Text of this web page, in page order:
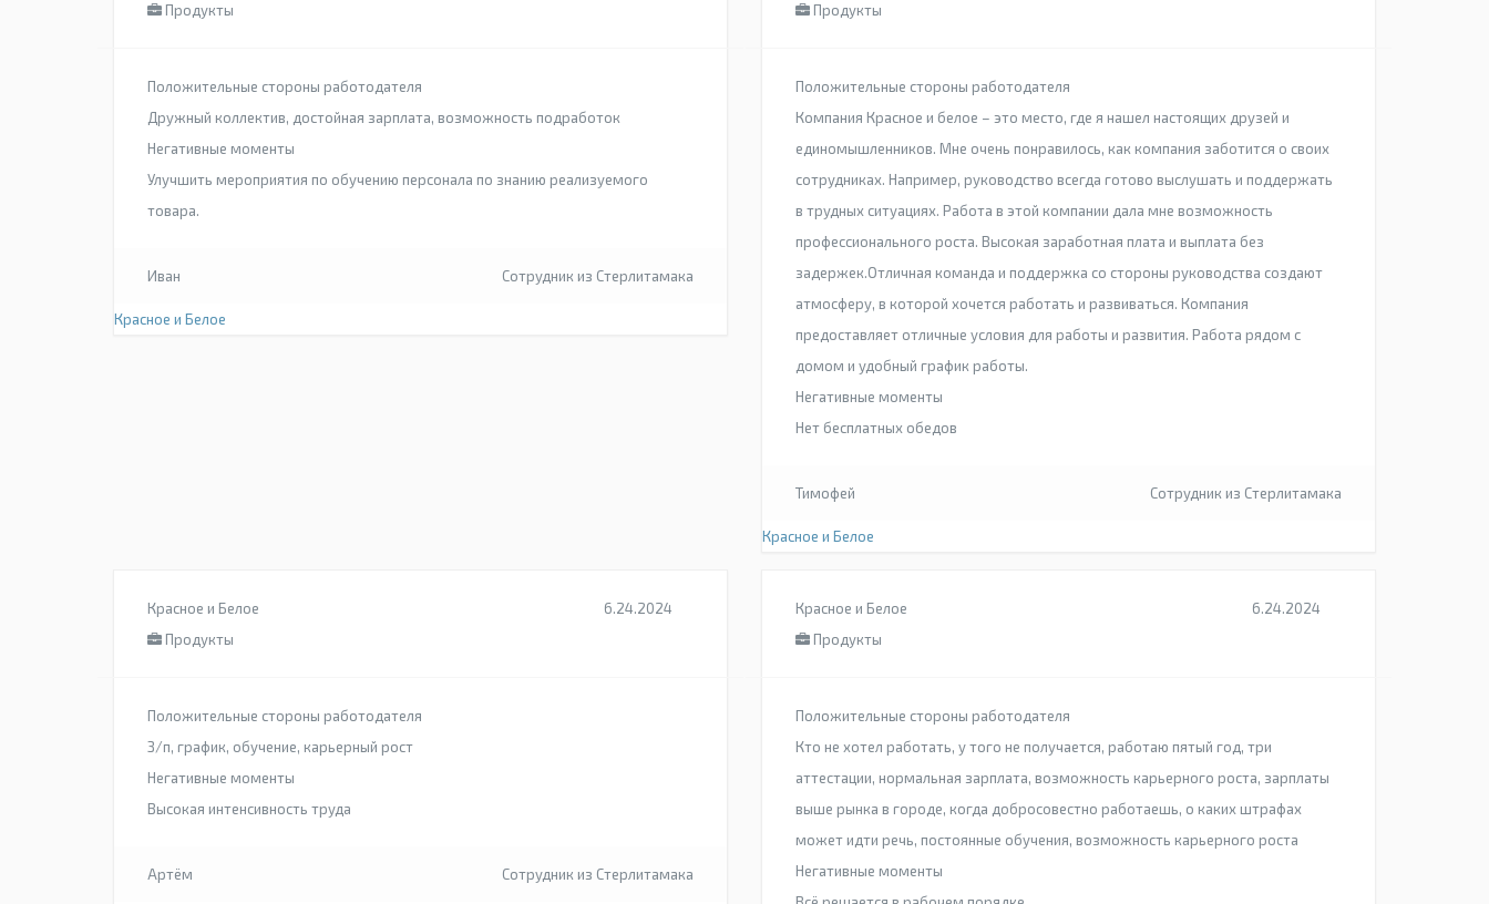
Продукты
Положительные стороны работодателя
Дружный коллектив, достойная зарплата, возможность подработок
Негативные моменты
Улучшить мероприятия по обучению персонала по знанию реализуемого
товара.
Иван Сотрудник из Стерлитамака
Красное и Белое
Продукты
Положительные стороны работодателя
Компания Красное и белое – это место, где я нашел настоящих друзей и
единомышленников. Мне очень понравилось, как компания заботится о своих
сотрудниках. Например, руководство всегда готово выслушать и поддержать
в трудных ситуациях. Работа в этой компании дала мне возможность
профессионального роста. Высокая заработная плата и выплата без
задержек.Отличная команда и поддержка со стороны руководства создают
атмосферу, в которой хочется работать и развиваться. Компания
предоставляет отличные условия для работы и развития. Работа рядом с
домом и удобный график работы.
Негативные моменты
Нет бесплатных обедов
Тимофей Сотрудник из Стерлитамака
Красное и Белое
Красное и Белое
Продукты
6.24.2024
Положительные стороны работодателя
З/п, график, обучение, карьерный рост
Негативные моменты
Высокая интенсивность труда
Артём Сотрудник из Стерлитамака
Красное и Белое
Продукты
6.24.2024
Положительные стороны работодателя
Кто не хотел работать, у того не получается, работаю пятый год, три
аттестации, нормальная зарплата, возможность карьерного роста, зарплаты
выше рынка в городе, когда добросовестно работаешь, о каких штрафах
может идти речь, постоянные обучения, возможность карьерного роста
Негативные моменты